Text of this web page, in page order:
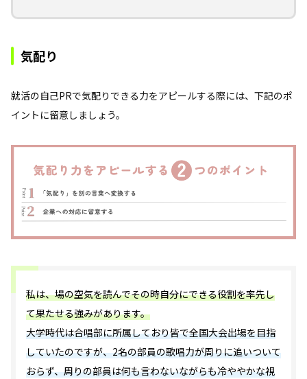
気配り
就活の自己PRで気配りできる力をアピールする際には、下記のポ
イントに留意しましょう。
私は、場の空気を読んでその時自分にできる役割を率先し
て果たせる強みがあります。
大学時代は合唱部に所属しており皆で全国大会出場を目指
していたのですが、2名の部員の歌唱力が周りに追いついて
おらず、周りの部員は何も言わないながらも冷ややかな視